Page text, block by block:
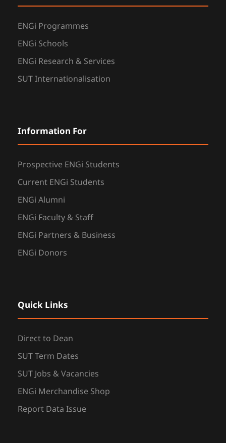
ENGi Programmes
ENGi Schools
ENGi Research & Services
SUT Internationalisation
Information For
Prospective ENGi Students
Current ENGi Students
ENGi Alumni
ENGi Faculty & Staff
ENGi Partners & Business
ENGi Donors
Quick Links
Direct to Dean
SUT Term Dates
SUT Jobs & Vacancies
ENGi Merchandise Shop
Report Data Issue